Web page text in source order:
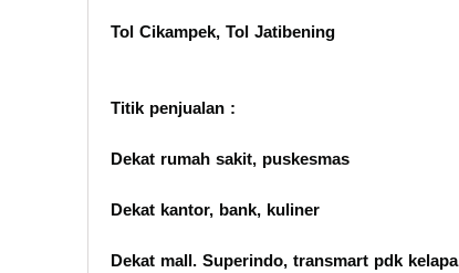
Tol Cikampek, Tol Jatibening
Titik penjualan :
Dekat rumah sakit, puskesmas
Dekat kantor, bank, kuliner
Dekat mall. Superindo, transmart pdk kelapa